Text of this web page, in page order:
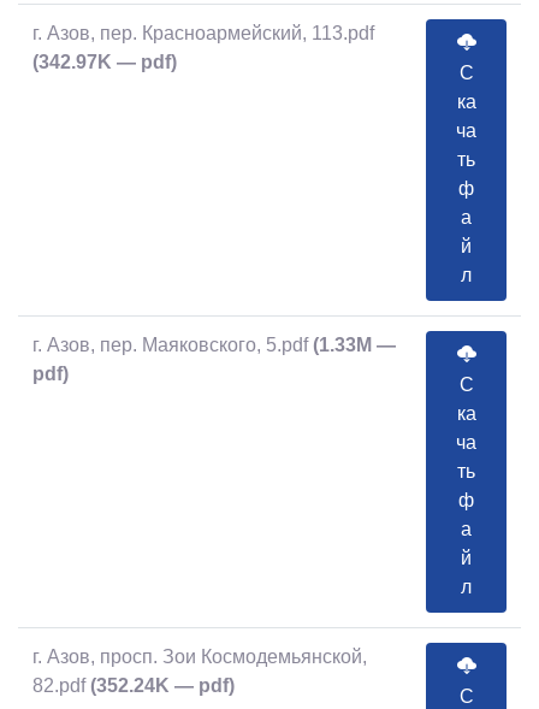
г. Азов, пер. Красноармейский, 113.pdf
(342.97K — pdf)
С
ка
ча
ть
ф
а
й
л
г. Азов, пер. Маяковского, 5.pdf (1.33M —
pdf)
С
ка
ча
ть
ф
а
й
л
г. Азов, просп. Зои Космодемьянской,
82.pdf (352.24K — pdf)
С